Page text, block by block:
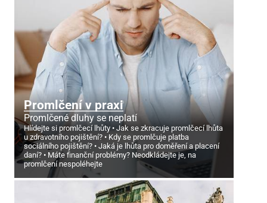
Promlčení v praxi
Promlčené dluhy se neplatí
Hlídejte si promlčecí lhůty
Jak se zkracuje promlčecí lhůta
u zdravotního pojištění?
Kdy se promlčuje platba
sociálního pojištění?
Jaká je lhůta pro doměření a placení
daní?
Máte finanční problémy? Neodkládejte je, na
promlčení nespoléhejte